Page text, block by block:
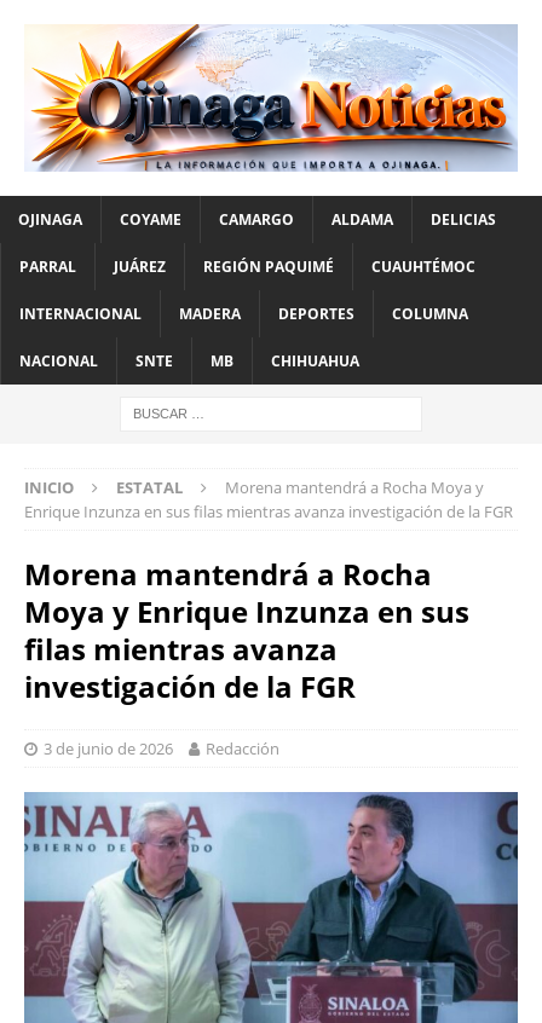
OJINAGA COYAME CAMARGO ALDAMA DELICIAS
PARRAL JUÁREZ REGIÓN PAQUIMÉ CUAUHTÉMOC
INTERNACIONAL MADERA DEPORTES COLUMNA
NACIONAL SNTE MB CHIHUAHUA
INICIO ESTATAL
Morena mantendrá a Rocha Moya y
Enrique Inzunza en sus filas mientras avanza investigación de la FGR
Morena mantendrá a Rocha
Moya y Enrique Inzunza en sus
filas mientras avanza
investigación de la FGR
3 de junio de 2026 Redacción